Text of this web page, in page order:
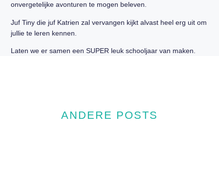
onvergetelijke avonturen te mogen beleven.
Juf Tiny die juf Katrien zal vervangen kijkt alvast heel erg uit om
jullie te leren kennen.
Laten we er samen een SUPER leuk schooljaar van maken.
ANDERE POSTS